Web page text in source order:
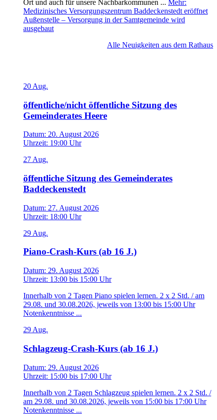
Ort und auch für unsere Nachbarkommunen ... Mehr:
Medizinisches Versorgungszentrum Baddeckenstedt eröffnet
Außenstelle – Versorgung in der Samtgemeinde wird
ausgebaut
Alle Neuigkeiten aus dem Rathaus
20 Aug.
öffentliche/nicht öffentliche Sitzung des
Gemeinderates Heere
Datum: 20. August 2026
Uhrzeit: 19:00 Uhr
27 Aug.
öffentliche Sitzung des Gemeinderates
Baddeckenstedt
Datum: 27. August 2026
Uhrzeit: 18:00 Uhr
29 Aug.
Piano-Crash-Kurs (ab 16 J.)
Datum: 29. August 2026
Uhrzeit: 13:00 bis 15:00 Uhr
Innerhalb von 2 Tagen Piano spielen lernen. 2 x 2 Std. / am
29.08. und 30.08.2026, jeweils von 13:00 bis 15:00 Uhr
Notenkenntnisse ...
29 Aug.
Schlagzeug-Crash-Kurs (ab 16 J.)
Datum: 29. August 2026
Uhrzeit: 15:00 bis 17:00 Uhr
Innerhalb von 2 Tagen Schlagzeug spielen lernen. 2 x 2 Std. /
am 29.08. und 30.08.2026, jeweils von 15:00 bis 17:00 Uhr
Notenkenntnisse ...